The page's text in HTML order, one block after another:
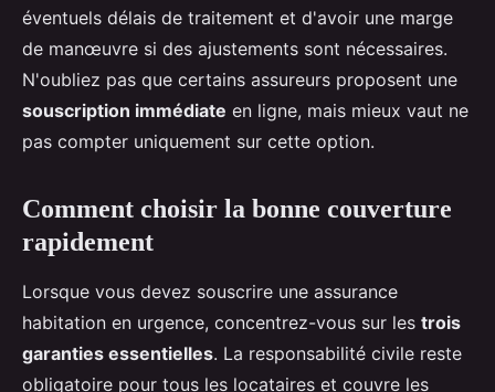
éventuels délais de traitement et d'avoir une marge
de manœuvre si des ajustements sont nécessaires.
N'oubliez pas que certains assureurs proposent une
souscription immédiate en ligne, mais mieux vaut ne
pas compter uniquement sur cette option.
Comment choisir la bonne couverture
rapidement
Lorsque vous devez souscrire une assurance
habitation en urgence, concentrez-vous sur les trois
garanties essentielles. La responsabilité civile reste
obligatoire pour tous les locataires et couvre les